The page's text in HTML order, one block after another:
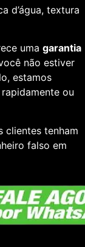
d’água, textura
uma garantia
não estiver
estamos
ou
clientes tenham
falso em